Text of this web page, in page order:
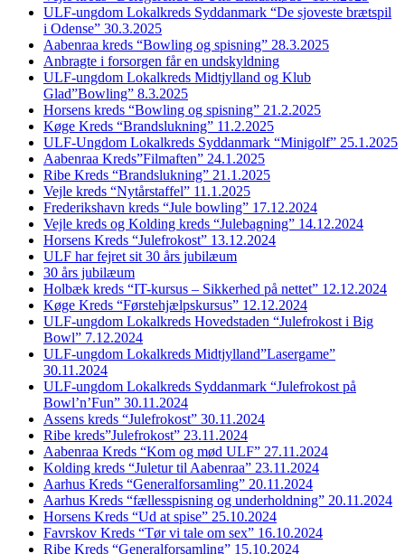
ULF-ungdom Lokalkreds Syddanmark “De sjoveste brætspil
i Odense” 30.3.2025
Aabenraa kreds “Bowling og spisning” 28.3.2025
Anbragte i forsorgen får en undskyldning
ULF-ungdom Lokalkreds Midtjylland og Klub
Glad”Bowling” 8.3.2025
Horsens kreds “Bowling og spisning” 21.2.2025
Køge Kreds “Brandslukning” 11.2.2025
ULF-Ungdom Lokalkreds Syddanmark “Minigolf” 25.1.2025
Aabenraa Kreds”Filmaften” 24.1.2025
Ribe Kreds “Brandslukning” 21.1.2025
Vejle kreds “Nytårstaffel” 11.1.2025
Frederikshavn kreds “Jule bowling” 17.12.2024
Vejle kreds og Kolding kreds “Julebagning” 14.12.2024
Horsens Kreds “Julefrokost” 13.12.2024
ULF har fejret sit 30 års jubilæum
30 års jubilæum
Holbæk kreds “IT-kursus – Sikkerhed på nettet” 12.12.2024
Køge Kreds “Førstehjælpskursus” 12.12.2024
ULF-ungdom Lokalkreds Hovedstaden “Julefrokost i Big
Bowl” 7.12.2024
ULF-ungdom Lokalkreds Midtjylland”Lasergame”
30.11.2024
ULF-ungdom Lokalkreds Syddanmark “Julefrokost på
Bowl’n’Fun” 30.11.2024
Assens kreds “Julefrokost” 30.11.2024
Ribe kreds”Julefrokost” 23.11.2024
Aabenraa Kreds “Kom og mød ULF” 27.11.2024
Kolding kreds “Juletur til Aabenraa” 23.11.2024
Aarhus Kreds “Generalforsamling” 20.11.2024
Aarhus Kreds “fællesspisning og underholdning” 20.11.2024
Horsens Kreds “Ud at spise” 25.10.2024
Favrskov Kreds “Tør vi tale om sex” 16.10.2024
Ribe Kreds “Generalforsamling” 15.10.2024